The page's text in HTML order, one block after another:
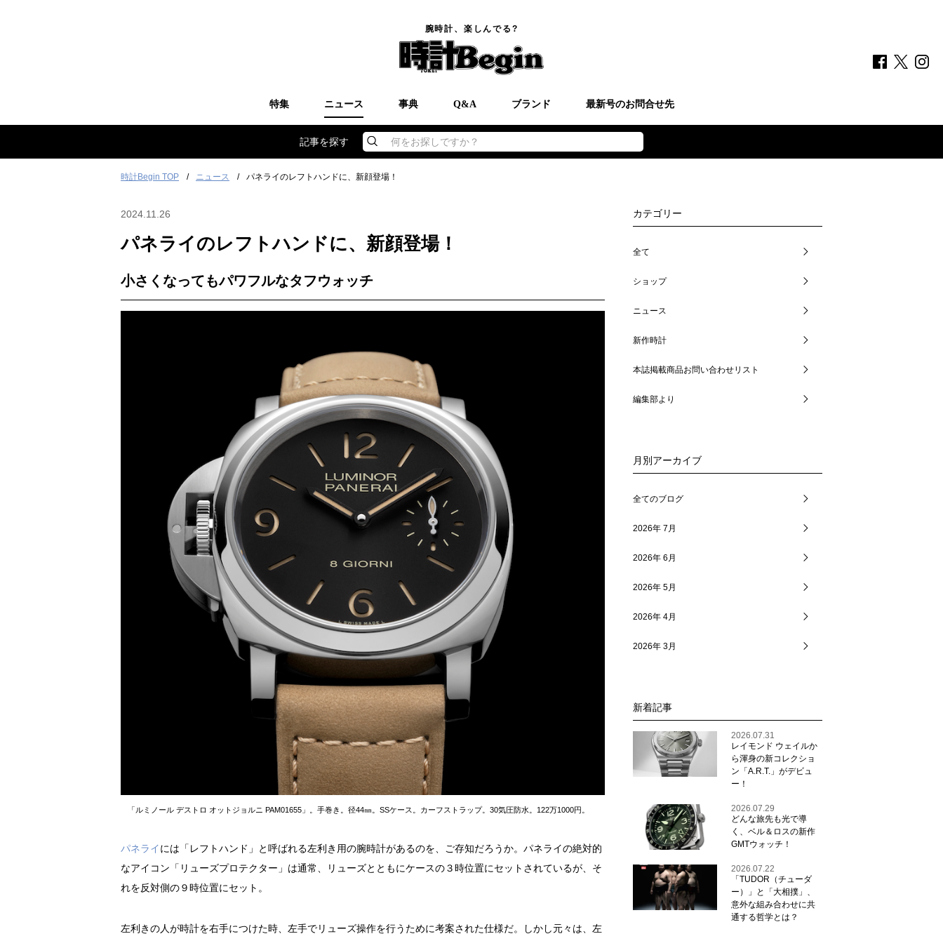
腕時計、楽しんでる?
特集 ニュース 事典 Q&A ブランド 最新号のお問合せ先
記事を探す 何をお探しですか？
時計Begin TOP ニュース パネライのレフトハンドに、新顔登場！
2024.11.26
パネライのレフトハンドに、新顔登場！
小さくなってもパワフルなタフウォッチ
「ルミノール デストロ オットジョルニ PAM01655」。手巻き。径44㎜。SSケース。カーフストラップ。30気圧防水。122万1000円。
パネライには「レフトハンド」と呼ばれる左利き用の腕時計があるのを、ご存知だろうか。パネライの絶対的
なアイコン「リューズプロテクター」は通常、リューズとともにケースの３時位置にセットされているが、そ
れを反対側の９時位置にセット。
左利きの人が時計を右手につけた時、左手でリューズ操作を行うために考案された仕様だ。しかし元々は、左
カテゴリー
全て
ショップ
ニュース
新作時計
本誌掲載商品お問い合わせリスト
編集部より
月別アーカイブ
全てのブログ
2026年 7月
2026年 6月
2026年 5月
2026年 4月
2026年 3月
新着記事
2026.07.31
レイモンド ウェイルか
ら渾身の新コレクショ
ン「A.R.T.」がデビュ
ー！
2026.07.29
どんな旅先も光で導
く、ベル＆ロスの新作
GMTウォッチ！
2026.07.22
「TUDOR（チューダ
ー）」と「大相撲」、
意外な組み合わせに共
通する哲学とは？